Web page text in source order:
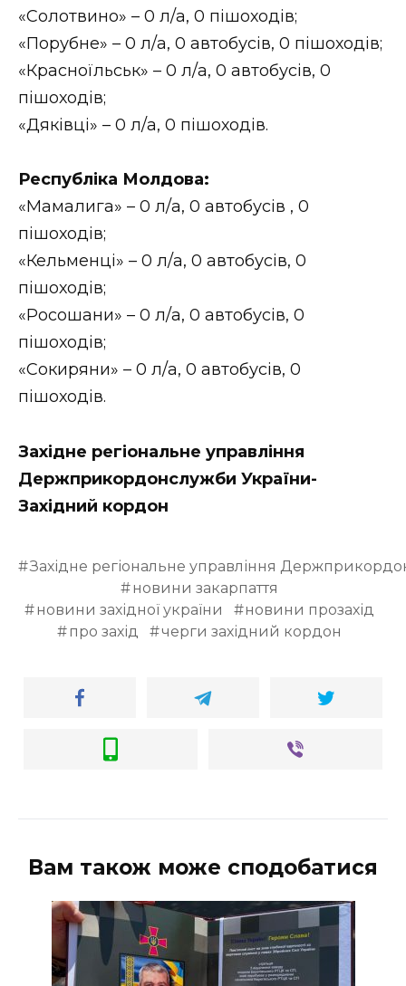
«Солотвино» – 0 л/а, 0 пішоходів;
«Порубне» – 0 л/а, 0 автобусів, 0 пішоходів;
«Красноїльськ» – 0 л/а, 0 автобусів, 0
пішоходів;
«Дяківці» – 0 л/а, 0 пішоходів.
Республіка Молдова:
«Мамалига» – 0 л/а, 0 автобусів , 0
пішоходів;
«Кельменці» – 0 л/а, 0 автобусів, 0
пішоходів;
«Росошани» – 0 л/а, 0 автобусів, 0
пішоходів;
«Сокиряни» – 0 л/а, 0 автобусів, 0
пішоходів.
Західне регіональне управління
Держприкордонслужби України-
Західний кордон
Західне регіональне управління
новини закарпаття
новини західної україни
новини прозахід
про захід
черги західний кордон
Вам також може сподобатися